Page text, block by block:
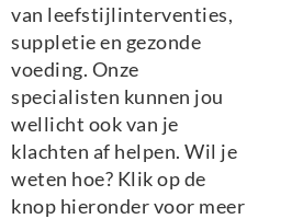
van leefstijlinterventies,
suppletie en gezonde
voeding. Onze
specialisten kunnen jou
wellicht ook van je
klachten af helpen. Wil je
weten hoe? Klik op de
knop hieronder voor meer